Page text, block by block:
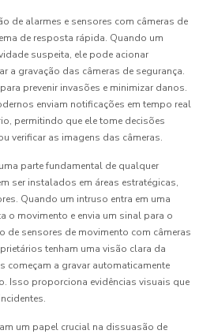
de alarmes e sensores com câmeras de
de resposta rápida. Quando um
suspeita, ele pode acionar
a gravação das câmeras de segurança.
prevenir invasões e minimizar danos.
enviam notificações em tempo real
permitindo que ele tome decisões
verificar as imagens das câmeras.
parte fundamental de qualquer
ser instalados em áreas estratégicas,
Quando um intruso entra em uma
o movimento e envia um sinal para o
de sensores de movimento com câmeras
tenham uma visão clara da
começam a gravar automaticamente
Isso proporciona evidências visuais que
um papel crucial na dissuasão de